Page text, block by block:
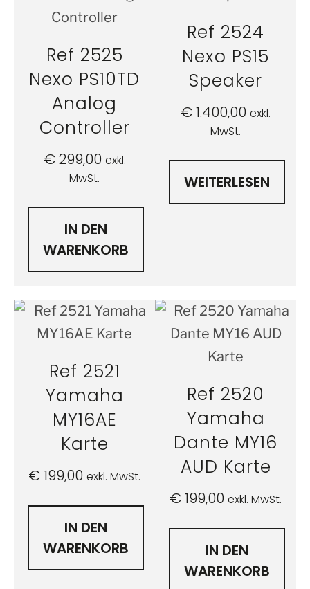
Ref 2525
Nexo PS10TD
Analog
Controller
€299,00 exkl.
MwSt.
IN DEN
WARENKORB
Ref 2524
Nexo PS15
Speaker
€1.400,00 exkl.
MwSt.
WEITERLESEN
Ref 2521
Yamaha
MY16AE
Karte
€199,00 exkl. MwSt.
IN DEN
WARENKORB
Ref 2520
Yamaha
Dante MY16
AUD Karte
€199,00 exkl. MwSt.
IN DEN
WARENKORB